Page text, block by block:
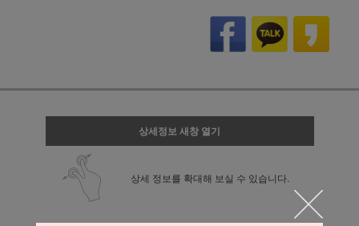
상세정보 새창 열기
상세 정보를 확대해 보실 수 있습니다.